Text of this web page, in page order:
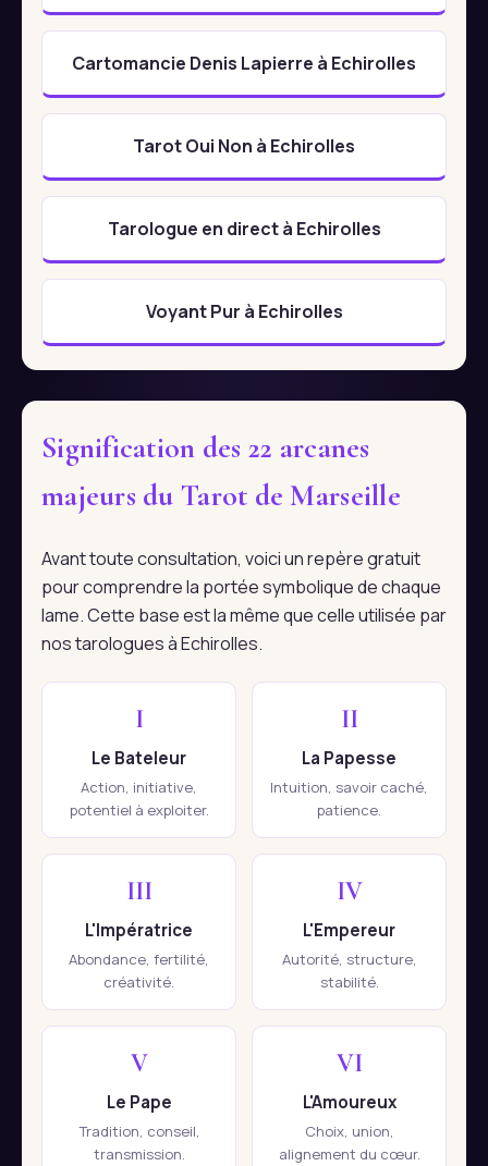
Cartomancie Denis Lapierre à Echirolles
Tarot Oui Non à Echirolles
Tarologue en direct à Echirolles
Voyant Pur à Echirolles
Signification des 22 arcanes
majeurs du Tarot de Marseille
Avant toute consultation, voici un repère gratuit
pour comprendre la portée symbolique de chaque
lame. Cette base est la même que celle utilisée par
nos tarologues à Echirolles.
I
Le Bateleur
Action, initiative,
potentiel à exploiter.
II
La Papesse
Intuition, savoir caché,
patience.
III
L'Impératrice
Abondance, fertilité,
créativité.
IV
L'Empereur
Autorité, structure,
stabilité.
V
Le Pape
Tradition, conseil,
transmission.
VI
L'Amoureux
Choix, union,
alignement du cœur.